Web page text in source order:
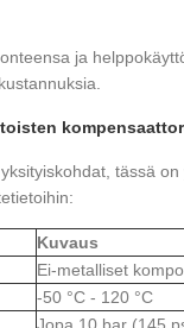
ja
tässä
Kuvaus
Ei-metalliset
-50 °C - 120 °C